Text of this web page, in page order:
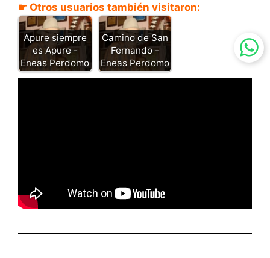
☛ Otros usuarios también visitaron:
Apure siempre
es Apure -
Eneas Perdomo
Camino de San
Fernando -
Eneas Perdomo